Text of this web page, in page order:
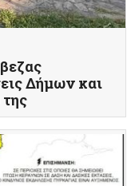
Δήμων και